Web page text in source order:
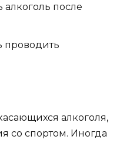
после
проводить
алкоголя,
со спортом. Иногда